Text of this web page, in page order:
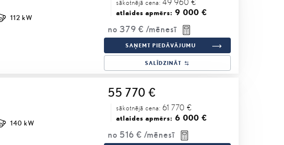
sākotnējā cena:
atlaides apmērs: 9 000 €
no 379 € /mēnesī
112 kW
SAŅEMT PIEDĀVĀJUMU
SALĪDZINĀT
55 770 €
sākotnējā cena: 61 770 €
atlaides apmērs: 6 000 €
no 516 € /mēnesī
140 kW